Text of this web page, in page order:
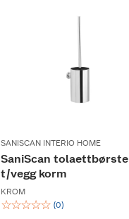
SANISCAN INTERIO HOME
SaniScan tolaettbørste
t/vegg korm
KROM
☆☆☆☆☆ (0)